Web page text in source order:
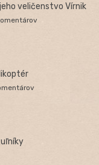
veličenstvo Vírnik